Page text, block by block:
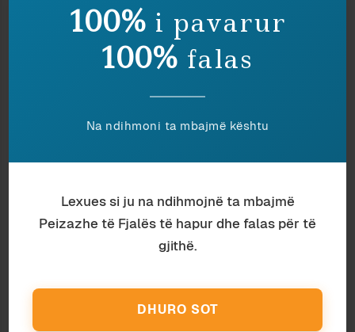
agjencitë e akreditimit. Rast i tillë është India.
Sektori privat dhe publik bashkëveprojnë e
bashkëpunojnë në të njëjtin treg.Grupet e
ekziston një standard mbarëkombëtar për
barazoj kushtet e arsimit privat me atë publik.
Hollanda, Kili dhe Begjika renditen në këtë
Sektori publik përfshin një pjesë të mirë të
periferi të tij.
Sektori privat vetë-financohet dhe
është tërësisht i pavarur. Ky sektor nuk mund të
100% i pavarur
100% falas
Na ndihmoni ta mbajmë kështu
Lexues si ju na ndihmojnë ta mbajmë
Peizazhe të Fjalës të hapur dhe falas për të
gjithë.
DHURO SOT